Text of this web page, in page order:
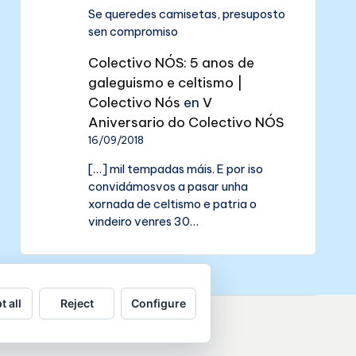
Se queredes camisetas, presuposto
sen compromiso
Colectivo NÓS: 5 anos de
galeguismo e celtismo |
Colectivo Nós enV
Aniversario do Colectivo NÓS
16/09/2018
[…] mil tempadas máis. E por iso
convidámosvos a pasar unha
xornada de celtismo e patria o
vindeiro venres 30…
all Reject Configure